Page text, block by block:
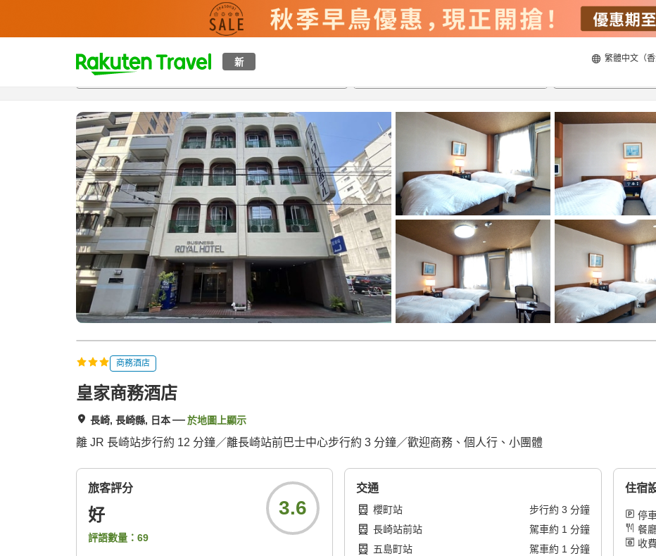
新 繁體中文（香
t
p
a
g
e
_
s
e
a
r
c
h
概覽房間及住宿方案 評價設施
商務酒店
皇家商務酒店
長崎, 長崎縣, 日本 於地圖上顯示
離 JR 長崎站步行約 12 分鐘／離長崎站前巴士中心步行約 3 分鐘／歡迎商務、個人行、小團體
旅客評分
好
評語數量： 69
3.6
交通
櫻町站 步行約 3 分鐘
長崎站前站
駕車約 1 分鐘
五島町站
駕車約 1 分鐘
住宿
停
餐
收